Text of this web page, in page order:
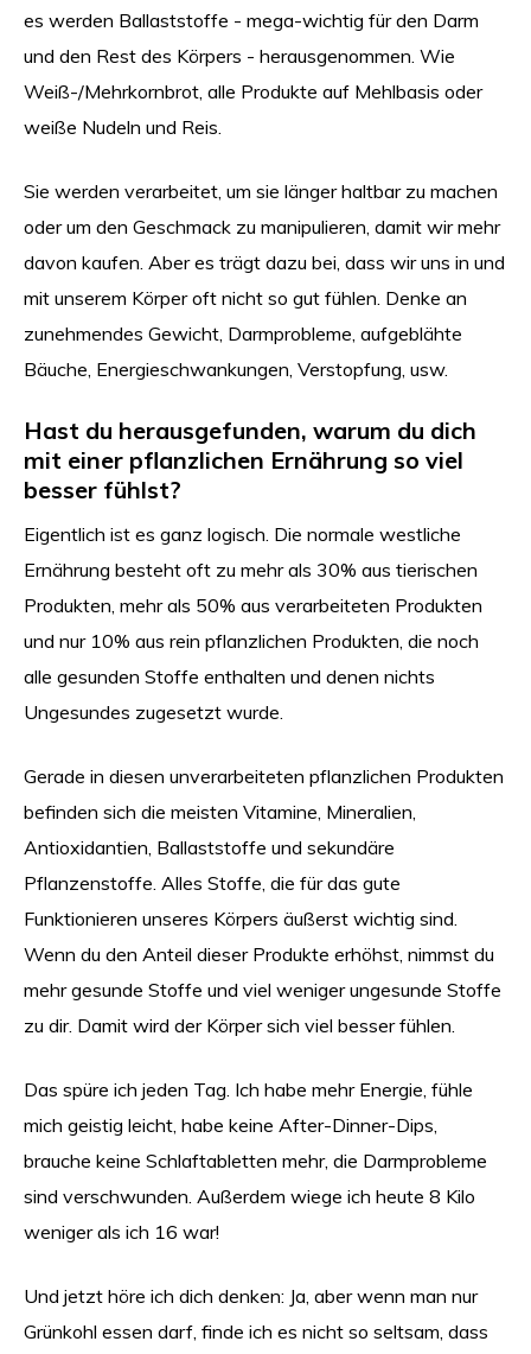
es werden Ballaststoffe - mega-wichtig für den Darm
und den Rest des Körpers - herausgenommen. Wie
Weiß-/Mehrkornbrot, alle Produkte auf Mehlbasis oder
weiße Nudeln und Reis.
Sie werden verarbeitet, um sie länger haltbar zu machen
oder um den Geschmack zu manipulieren, damit wir mehr
davon kaufen. Aber es trägt dazu bei, dass wir uns in und
mit unserem Körper oft nicht so gut fühlen. Denke an
zunehmendes Gewicht, Darmprobleme, aufgeblähte
Bäuche, Energieschwankungen, Verstopfung, usw.
Hast du herausgefunden, warum du dich
mit einer pflanzlichen Ernährung so viel
besser fühlst?
Eigentlich ist es ganz logisch. Die normale westliche
Ernährung besteht oft zu mehr als 30% aus tierischen
Produkten, mehr als 50% aus verarbeiteten Produkten
und nur 10% aus rein pflanzlichen Produkten, die noch
alle gesunden Stoffe enthalten und denen nichts
Ungesundes zugesetzt wurde.
Gerade in diesen unverarbeiteten pflanzlichen Produkten
befinden sich die meisten Vitamine, Mineralien,
Antioxidantien, Ballaststoffe und sekundäre
Pflanzenstoffe. Alles Stoffe, die für das gute
Funktionieren unseres Körpers äußerst wichtig sind.
Wenn du den Anteil dieser Produkte erhöhst, nimmst du
mehr gesunde Stoffe und viel weniger ungesunde Stoffe
zu dir. Damit wird der Körper sich viel besser fühlen.
Das spüre ich jeden Tag. Ich habe mehr Energie, fühle
mich geistig leicht, habe keine After-Dinner-Dips,
brauche keine Schlaftabletten mehr, die Darmprobleme
sind verschwunden. Außerdem wiege ich heute 8 Kilo
weniger als ich 16 war!
Und jetzt höre ich dich denken: Ja, aber wenn man nur
Grünkohl essen darf, finde ich es nicht so seltsam, dass